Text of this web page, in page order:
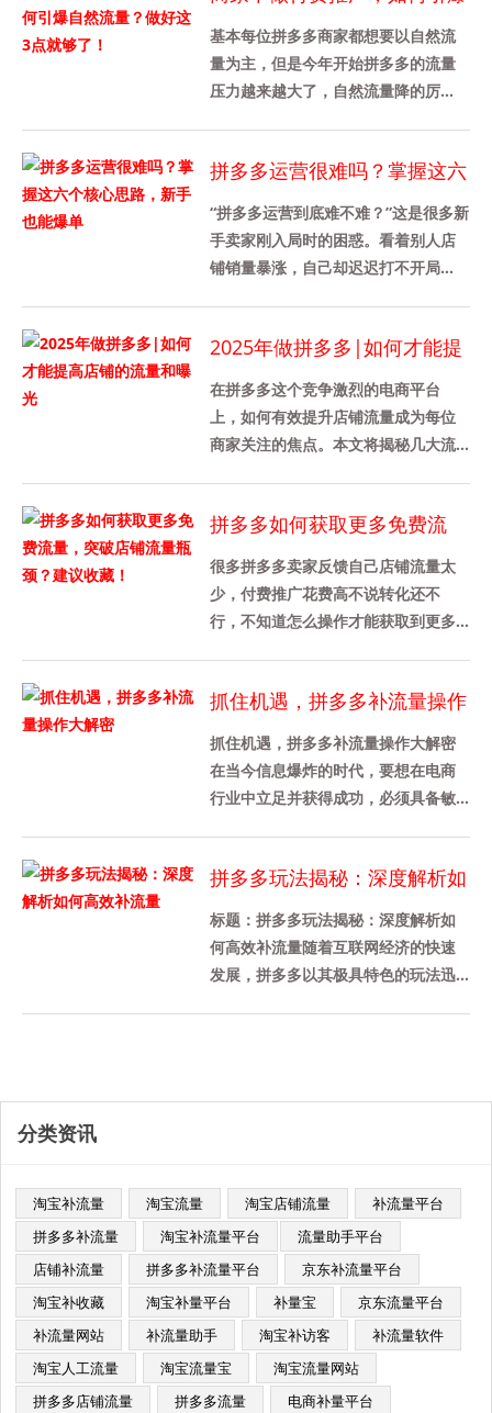
自然流量？做好这3点就够
了！
基本每位拼多多商家都想要以自然流
量为主，但是今年开始拼多多的流量
压力越来越大了，自然流量降的厉
加......
拼多多运营很难吗？掌握这六
个核心思路，新手也能爆单
“拼多多运营到底难不难？”这是很多新
手卖家刚入局时的困惑。看着别人店
铺销量暴涨，自己却迟迟打不开局
2025年做拼多多|如何才能提
高店铺的流量和曝光
在拼多多这个竞争激烈的电商平台
上，如何有效提升店铺流量成为每位
商家关注的焦点。本文将揭秘几大流
图‌：......
拼多多如何获取更多免费流
量，突破店铺流量瓶颈？建议
收藏！
很多拼多多卖家反馈自己店铺流量太
少，付费推广花费高不说转化还不
行，不知道怎么操作才能获取到更多
货......
抓住机遇，拼多多补流量操作
大解密
抓住机遇，拼多多补流量操作大解密
在当今信息爆炸的时代，要想在电商
行业中立足并获得成功，必须具备敏
拼多多玩法揭秘：深度解析如
何高效补流量
标题：拼多多玩法揭秘：深度解析如
何高效补流量随着互联网经济的快速
发展，拼多多以其极具特色的玩法迅
分类资讯
淘宝补流量 淘宝流量 淘宝店铺流量
补流量平台
拼多多补流量
淘宝补流量平台​
流量助手平台
店铺补流量
拼多多补流量平台
京东补流量平台
淘宝补收藏
淘宝补量平台 补量宝
京东流量平台
补流量网站
补流量助手 淘宝补访客
补流量软件
淘宝人工流量
淘宝流量宝
淘宝流量网站
拼多多店铺流量
拼多多流量
电商补量平台